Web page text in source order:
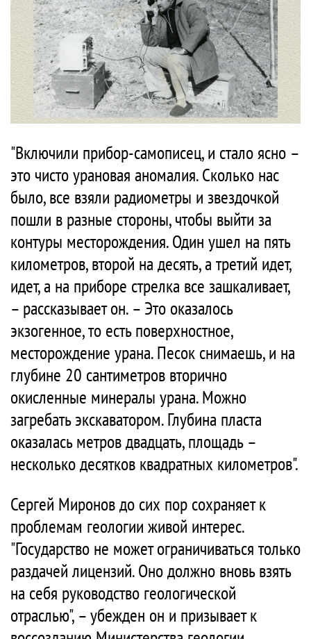
"Включили прибор-самописец, и стало ясно –
это чисто урановая аномалия. Сколько нас
было, все взяли радиометры и звездочкой
пошли в разные стороны, чтобы выйти за
контуры месторождения. Один ушел на пять
километров, второй на десять, а третий идет,
идет, а на приборе стрелка все зашкаливает,
– рассказывает он. – Это оказалось
экзогенное, то есть поверхностное,
месторождение урана. Песок снимаешь, и на
глубине 20 сантиметров вторично
окисленные минералы урана. Можно
загребать экскаватором. Глубина пласта
оказалась метров двадцать, площадь –
несколько десятков квадратных километров".
Сергей Миронов до сих пор сохраняет к
проблемам геологии живой интерес.
"Государство не может ограничиваться только
раздачей лицензий. Оно должно вновь взять
на себя руководство геологической
отраслью", – убежден он и призывает к